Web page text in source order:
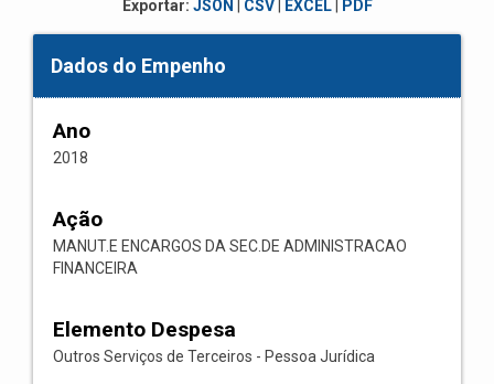
Exportar: JSON CSV| EXCEL| PDF
Dados do Empenho
Ano
2018
Ação
MANUT.E ENCARGOS DA SEC.DE ADMINISTRACAO
FINANCEIRA
Elemento Despesa
Outros Serviços de Terceiros - Pessoa Jurídica